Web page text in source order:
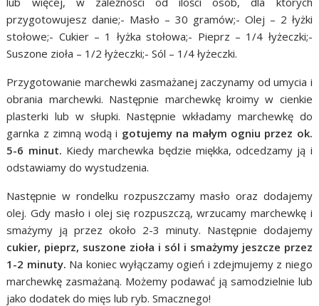
przygotowujesz danie;- Masło – 30 gramów;- Olej – 2 łyżki
stołowe;- Cukier – 1 łyżka stołowa;- Pieprz – 1/4 łyżeczki;-
Suszone zioła – 1/2 łyżeczki;- Sól – 1/4 łyżeczki.
Przygotowanie marchewki zasmażanej zaczynamy od umycia i
obrania marchewki. Następnie marchewkę kroimy w cienkie
plasterki lub w słupki. Następnie wkładamy marchewkę do
garnka z zimną wodą i gotujemy na małym ogniu przez ok.
5-6 minut. Kiedy marchewka będzie miękka, odcedzamy ją i
odstawiamy do wystudzenia.
Następnie w rondelku rozpuszczamy masło oraz dodajemy
olej. Gdy masło i olej się rozpuszczą, wrzucamy marchewkę i
smażymy ją przez około 2-3 minuty. Następnie dodajemy
cukier, pieprz, suszone zioła i sól i smażymy jeszcze przez
1-2 minuty. Na koniec wyłączamy ogień i zdejmujemy z niego
marchewkę zasmażaną. Możemy podawać ją samodzielnie lub
jako dodatek do mięs lub ryb. Smacznego!